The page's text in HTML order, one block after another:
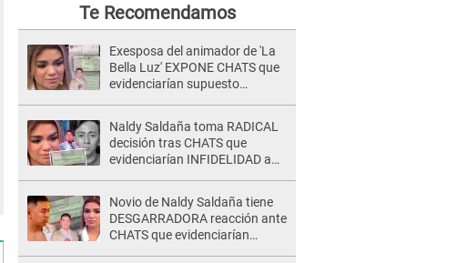
Te Recomendamos
Exesposa del animador de 'La
Bella Luz' EXPONE CHATS que
evidenciarían supuesto
Naldy Saldaña toma RADICAL
decisión tras CHATS que
evidenciarían INFIDELIDAD a
Novio de Naldy Saldaña tiene
DESGARRADORA reacción ante
CHATS que evidenciarían